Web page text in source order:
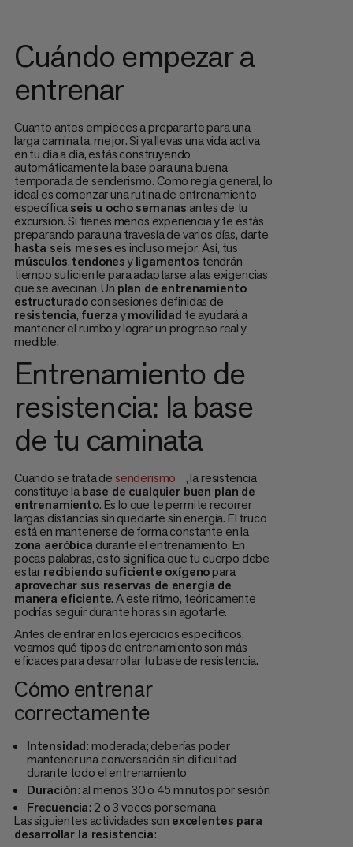
Cuándo empezar a
entrenar
Cuanto antes empieces a prepararte para una
larga caminata, mejor. Si ya llevas una vida activa
en tu día a día, estás construyendo
automáticamente la base para una buena
temporada de senderismo. Como regla general, lo
ideal es comenzar una rutina de entrenamiento
específicaseis u ocho semanas antes de tu
excursión. Si tienes menos experiencia y te estás
preparando para una travesía de varios días, darte
hasta seis meseses incluso mejor. Así, tus
músculos,tendonesyligamentos tendrán
tiempo suficiente para adaptarse a las exigencias
que se avecinan. Un plan de entrenamiento
estructuradocon sesiones definidas de
resistencia, fuerzaymovilidad te ayudará a
mantener el rumbo y lograr un progreso real y
medible.
Entrenamiento de
resistencia: la base
de tu caminata
Cuando se trata desenderismo
, la resistencia
constituye labase de cualquier buen plan de
entrenamiento. Es lo que te permite recorrer
largas distancias sin quedarte sin energía. El truco
está en mantenerse de forma constante en la
zona aeróbica durante el entrenamiento. En
pocas palabras, esto significa que tu cuerpo debe
estarrecibiendo suficiente oxígenopara
aprovechar sus reservas de energía de
manera eficiente. A este ritmo, teóricamente
podrías seguir durante horas sin agotarte.
Antes de entrar en los ejercicios específicos,
veamos qué tipos de entrenamiento son más
eficaces para desarrollar tu base de resistencia.
Cómo entrenar
correctamente
Intensidad: moderada; deberías poder
mantener una conversación sin dificultad
durante todo el entrenamiento
Duración: al menos 30 o 45 minutos por sesión
Frecuencia: 2 o 3 veces por semana
Las siguientes actividades son excelentes para
desarrollar la resistencia: